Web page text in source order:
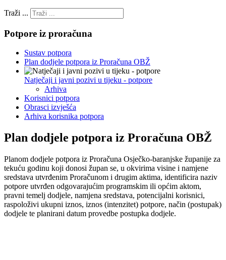
Traži ...
Potpore iz proračuna
Sustav potpora
Plan dodjele potpora iz Proračuna OBŽ
Natječaji i javni pozivi u tijeku - potpore
Arhiva
Korisnici potpora
Obrasci izvješća
Arhiva korisnika potpora
Plan dodjele potpora iz Proračuna OBŽ
Planom dodjele potpora iz Proračuna Osječko-baranjske županije za
tekuću godinu koji donosi župan se, u okvirima visine i namjene
sredstava utvrđenim Proračunom i drugim aktima, identificira naziv
potpore utvrđen odgovarajućim programskim ili općim aktom,
pravni temelj dodjele, namjena sredstava, potencijalni korisnici,
raspoloživi ukupni iznos, iznos (intenzitet) potpore, način (postupak)
dodjele te planirani datum provedbe postupka dodjele.